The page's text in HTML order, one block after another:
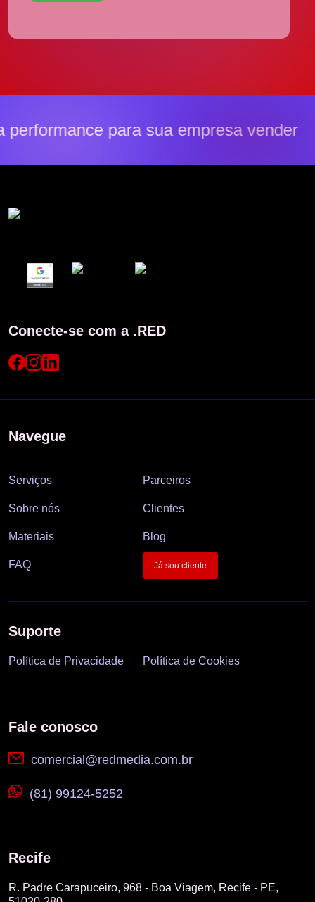
para sua empresa vender
Conecte-se com a .RED
Navegue
Serviços Parceiros
Sobre nós Clientes
Materiais Blog
FAQ Já sou cliente
Suporte
Política de Privacidade Política de Cookies
Fale conosco
comercial@redmedia.com.br
(81) 99124-5252
Recife
R. Padre Carapuceiro, 968 - Boa Viagem, Recife - PE,